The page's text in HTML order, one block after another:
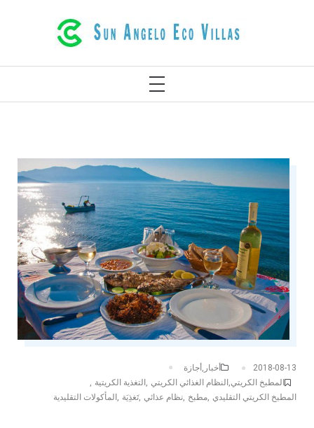
فلل صديقة للبيئة فاخرة في ريثيمنو كريت
اليونان
القائمة
الأساسية
2018-08-13 أخبار ,أجازة
المطبخ الكريتي, النظام الغذائي الكريتي , التغذية الكريتية ,
المطبخ الكريتي التقليدي ,مطبخ ,نظام عذائي ,تَغذِيَة , المأكولات التقليدية